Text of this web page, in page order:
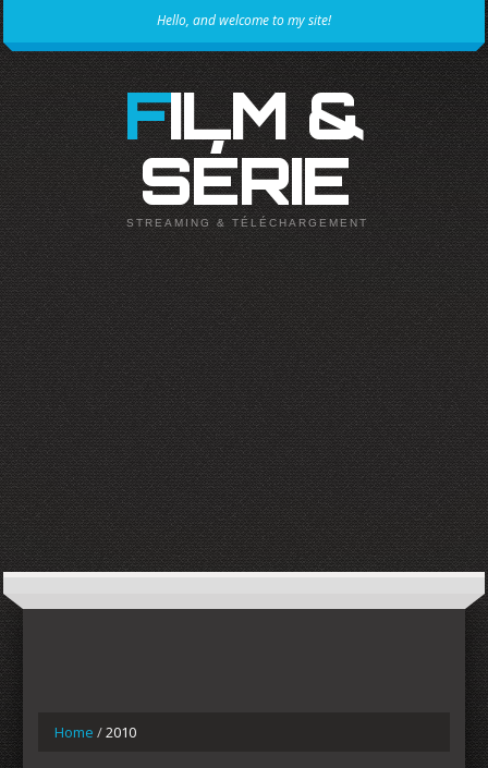
Hello, and welcome to my site!
FILM &
SÉRIE
STREAMING & TÉLÉCHARGEMENT
Home /2010